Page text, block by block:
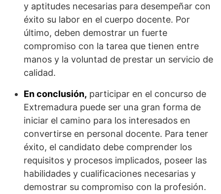
y aptitudes necesarias para desempeñar con
éxito su labor en el cuerpo docente. Por
último, deben demostrar un fuerte
compromiso con la tarea que tienen entre
manos y la voluntad de prestar un servicio de
calidad.
En conclusión, participar en el concurso de
Extremadura puede ser una gran forma de
iniciar el camino para los interesados en
convertirse en personal docente. Para tener
éxito, el candidato debe comprender los
requisitos y procesos implicados, poseer las
habilidades y cualificaciones necesarias y
demostrar su compromiso con la profesión.